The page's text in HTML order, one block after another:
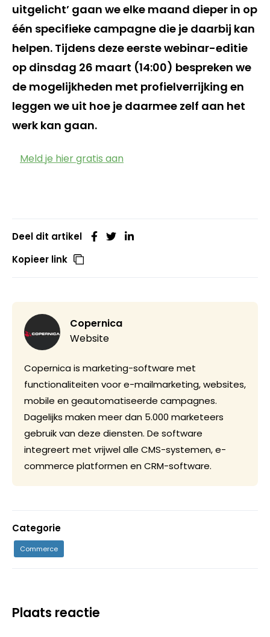
uitgelicht’ gaan we elke maand dieper in op
één specifieke campagne die je daarbij kan
helpen. Tijdens deze eerste webinar-editie
op dinsdag 26 maart (14:00) bespreken we
de mogelijkheden met profielverrijking en
leggen we uit hoe je daarmee zelf aan het
werk kan gaan.
Meld je hier gratis aan
Deel dit artikel
Kopieer link
Copernica
Website
Copernica is marketing-software met
functionaliteiten voor e-mailmarketing, websites,
mobile en geautomatiseerde campagnes.
Dagelijks maken meer dan 5.000 marketeers
gebruik van deze diensten. De software
integreert met vrijwel alle CMS-systemen, e-
commerce platformen en CRM-software.
Categorie
Commerce
Plaats reactie